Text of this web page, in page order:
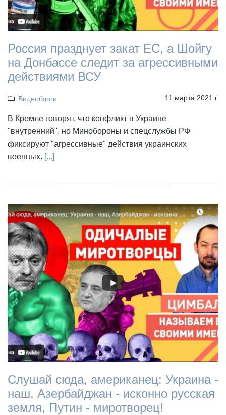
Россия празднует закат ЕС, а Шойгу
на Донбассе следит за агрессивными
действиями ВСУ
Видеоблоги 11 марта 2021 г.
В Кремле говорят, что конфликт в Украине
"внутренний", но Минобороны и спецслужбы РФ
фиксируют "агрессивные" действия украинских
военных. [...]
Слушай сюда, американец: Украина -
наш, Азербайджан - исконно русская
земля, Путин - миротворец!